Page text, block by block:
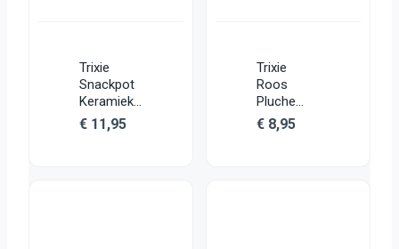
Trixie
Snackpot
Keramiek
Wit
€ 11,95
Trixie
Roos
Pluche
Roze
€ 8,95